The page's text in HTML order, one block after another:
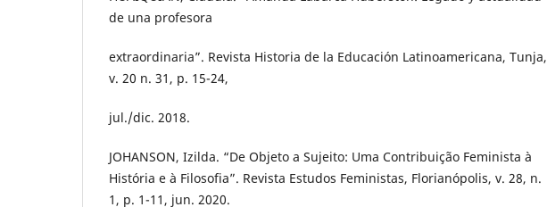
de una profesora
extraordinaria”. Revista Historia de la Educación Latinoamericana, Tunja,
v. 20 n. 31, p. 15-24,
jul./dic. 2018.
JOHANSON, Izilda. “De Objeto a Sujeito: Uma Contribuição Feminista à
História e à Filosofia”. Revista Estudos Feministas, Florianópolis, v. 28, n.
1, p. 1-11, jun. 2020.